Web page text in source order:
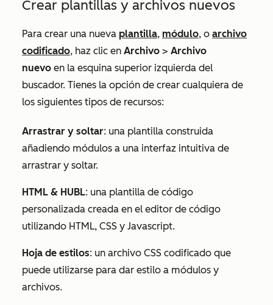
Crear plantillas y archivos nuevos
Para crear una nueva plantilla, módulo, o archivo
codificado, haz clic en Archivo > Archivo
nuevo en la esquina superior izquierda del
buscador. Tienes la opción de crear cualquiera de
los siguientes tipos de recursos:
Arrastrar y soltar: una plantilla construida
añadiendo módulos a una interfaz intuitiva de
arrastrar y soltar.
HTML & HUBL: una plantilla de código
personalizada creada en el editor de código
utilizando HTML, CSS y Javascript.
Hoja de estilos: un archivo CSS codificado que
puede utilizarse para dar estilo a módulos y
archivos.